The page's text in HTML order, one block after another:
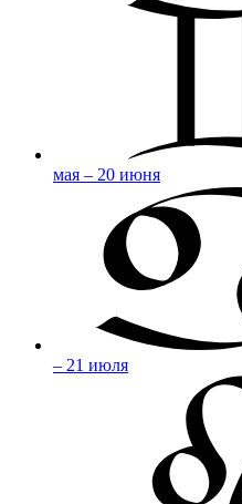
мая – 20 июня
– 21 июля